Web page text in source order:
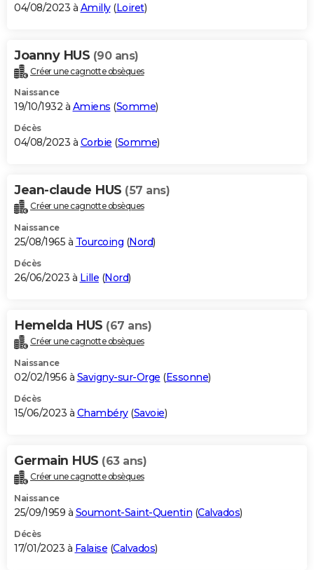
04/08/2023 à Amilly(Loiret)
Joanny HUS (90 ans)
Créer une cagnotte obsèques
Naissance
19/10/1932 à Amiens (Somme)
Décès
04/08/2023 à Corbie (Somme)
Jean-claude HUS (57 ans)
Créer une cagnotte obsèques
Naissance
25/08/1965 à Tourcoing (Nord)
Décès
26/06/2023 à Lille (Nord)
Hemelda HUS (67 ans)
Créer une cagnotte obsèques
Naissance
02/02/1956 à Savigny-sur-Orge (Essonne)
Décès
15/06/2023 à Chambéry(Savoie)
Germain HUS (63 ans)
Créer une cagnotte obsèques
Naissance
25/09/1959 à Soumont-Saint-Quentin (Calvados)
Décès
17/01/2023 à Falaise (Calvados)